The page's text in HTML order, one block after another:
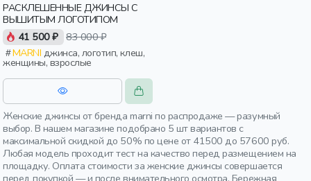
РАСКЛЕШЕННЫЕ ДЖИНСЫ С
ВЫШИТЫМ ЛОГОТИПОМ
41 500 ₽ 83 000 ₽
MARNI
женщины, взрослые
Женские джинсы от бренда marni по распродаже — разумный
выбор. В нашем магазине подобрано 5 шт вариантов с
максимальной скидкой до 50% по цене от 41500 до 57600 руб.
Любая модель проходит тест на качество перед размещением на
площадку. Оплата стоимости за женские джинсы совершается
перед покупкой — и после внимательного осмотра. Бережная